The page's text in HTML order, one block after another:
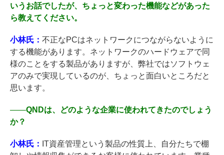
いうお話でしたが、ちょっと変わった機能などがあった
ら教えてください。
小林氏： 不正なPCはネットワークにつながらないように
する機能があります。ネットワークのハードウェアで同
様のことをする製品がありますが、弊社ではソフトウェ
アのみで実現しているのが、ちょっと面白いところだと
思います。
――QNDは、どのような企業に使われてきたのでしょう
か？
小林氏： IT資産管理という製品の性質上、自分たちで棚